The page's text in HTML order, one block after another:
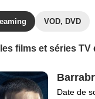
VOD, DVD
films et séries
Date de